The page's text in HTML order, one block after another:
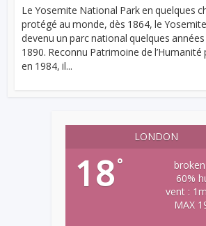
Le Yosemite National Park en quelques
protégé au monde, dès 1864, le
devenu un parc national quelques
1890. Reconnu Patrimoine de l’Humanité
en 1984, il...
LONDON
18°
60%
vent :
MAX